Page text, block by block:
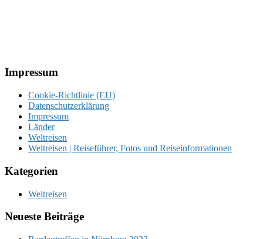
Footer
Impressum
Cookie-Richtlinie (EU)
Datenschutzerklärung
Impressum
Länder
Weltreisen
Weltreisen | Reiseführer, Fotos und Reiseinformationen
Kategorien
Weltreisen
Neueste Beiträge